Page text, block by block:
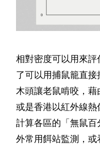
相對密度可以用來
了可以用捕鼠籠直
木頭讓老鼠啃咬，藉
或是香港以紅外線熱
計算各區的「無鼠百
外常用餌站監測，或